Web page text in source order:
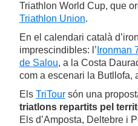
Triathlon World Cup, que
Triathlon Union.
En el calendari català
imprescindibles: l’ Ironman
de Salou, a la Costa
com a escenari la Butllofa,
Els TriTour són una
triatlons repartits pel
Els d’Amposta, Deltebre i